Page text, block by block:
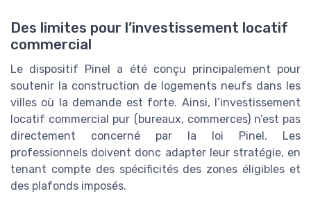
Des limites pour l’investissement locatif
commercial
Le dispositif Pinel a été conçu principalement pour
soutenir la construction de logements neufs dans les
villes où la demande est forte. Ainsi, l’investissement
locatif commercial pur (bureaux, commerces) n’est pas
directement concerné par la loi Pinel. Les
professionnels doivent donc adapter leur stratégie, en
tenant compte des spécificités des zones éligibles et
des plafonds imposés.